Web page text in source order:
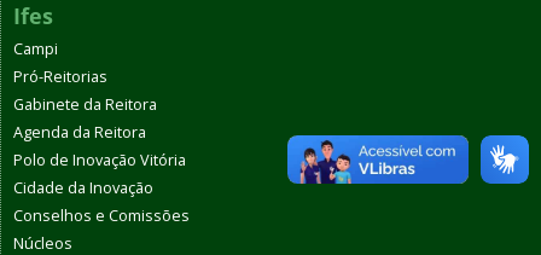
Ifes
Campi
Pró-Reitorias
Gabinete da Reitora
Agenda da Reitora
Polo de Inovação Vitória
Cidade da Inovação
Conselhos e Comissões
Núcleos